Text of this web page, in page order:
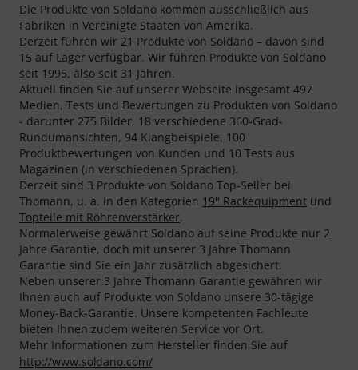
Die Produkte von Soldano kommen ausschließlich aus
Fabriken in Vereinigte Staaten von Amerika.
Derzeit führen wir 21 Produkte von Soldano – davon sind
15 auf Lager verfügbar. Wir führen Produkte von Soldano
seit 1995, also seit 31 Jahren.
Aktuell finden Sie auf unserer Webseite insgesamt 497
Medien, Tests und Bewertungen zu Produkten von Soldano
- darunter 275 Bilder, 18 verschiedene 360-Grad-
Rundumansichten, 94 Klangbeispiele, 100
Produktbewertungen von Kunden und 10 Tests aus
Magazinen (in verschiedenen Sprachen).
Derzeit sind 3 Produkte von Soldano Top-Seller bei
Thomann, u. a. in den Kategorien 19'' Rackequipment und
Topteile mit Röhrenverstärker.
Normalerweise gewährt Soldano auf seine Produkte nur 2
Jahre Garantie, doch mit unserer 3 Jahre Thomann
Garantie sind Sie ein Jahr zusätzlich abgesichert.
Neben unserer 3 Jahre Thomann Garantie gewähren wir
Ihnen auch auf Produkte von Soldano unsere 30-tägige
Money-Back-Garantie. Unsere kompetenten Fachleute
bieten Ihnen zudem weiteren Service vor Ort.
Mehr Informationen zum Hersteller finden Sie auf
http://www.soldano.com/